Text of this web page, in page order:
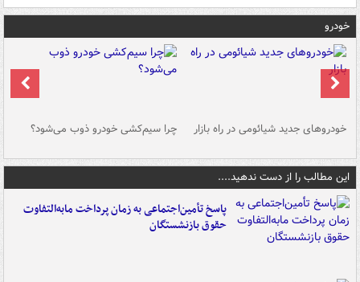
خودرو
خودروهای جدید شیائومی در راه بازار چرا سیم‌کشی خودرو ذوب می‌شود؟
این مطالب را از دست ندهید....
پاسخ تأمین‌اجتماعی به زمان پرداخت مابه‌التفاوت
حقوق بازنشستگان